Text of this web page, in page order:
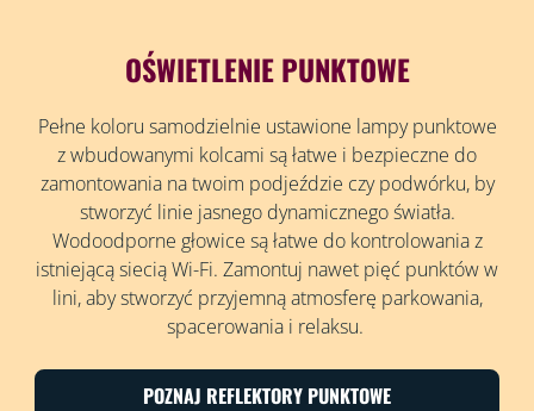
OŚWIETLENIE PUNKTOWE
Pełne koloru samodzielnie ustawione lampy punktowe
z wbudowanymi kolcami są łatwe i bezpieczne do
zamontowania na twoim podjeździe czy podwórku, by
stworzyć linie jasnego dynamicznego światła.
Wodoodporne głowice są łatwe do kontrolowania z
istniejącą siecią Wi-Fi. Zamontuj nawet pięć punktów w
lini, aby stworzyć przyjemną atmosferę parkowania,
spacerowania i relaksu.
POZNAJ REFLEKTORY PUNKTOWE